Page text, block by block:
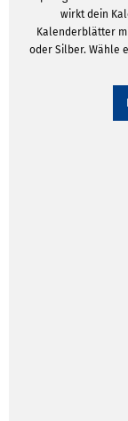
wirkt dein
Kalenderblätter
oder Silber. Wähle